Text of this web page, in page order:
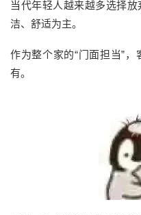
当代年轻人越来越多选择
洁、舒适为主。
作为整个家的“门面担当”
有。